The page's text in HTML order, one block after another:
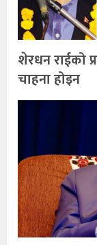
शेरधन राईको
चाहना होइन